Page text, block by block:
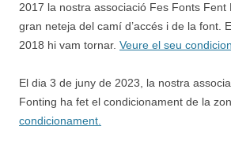
2017 la nostra associació Fes Fonts Fent
gran neteja del camí d’accés i de la font.
2018 hi vam tornar. Veure el seu
El dia 3 de juny de 2023, la nostra
Fonting ha fet el condicionament de la
condicionament.